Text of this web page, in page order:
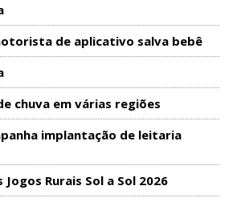
de aplicativo salva bebê
chuva em várias regiões
implantação de leitaria
Rurais Sol a Sol 2026